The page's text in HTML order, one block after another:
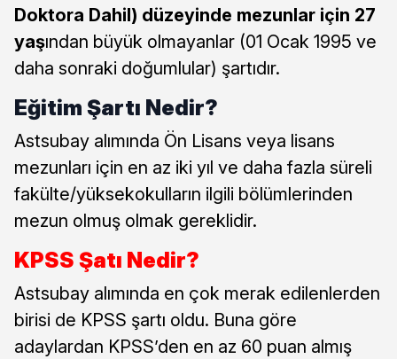
Doktora Dahil) düzeyinde mezunlar için 27
yaşından büyük olmayanlar (01 Ocak 1995 ve
daha sonraki doğumlular) şartıdır.
Eğitim Şartı Nedir?
Astsubay alımında Ön Lisans veya lisans
mezunları için en az iki yıl ve daha fazla süreli
fakülte/yüksekokulların ilgili bölümlerinden
mezun olmuş olmak gereklidir.
KPSS Şatı Nedir?
Astsubay alımında en çok merak edilenlerden
birisi de KPSS şartı oldu. Buna göre
adaylardan KPSS’den en az 60 puan almış